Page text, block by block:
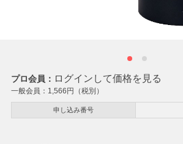
プロ会員： ログインして価格を見る
一般会員： 1,566 円（税別）
申し込み番号